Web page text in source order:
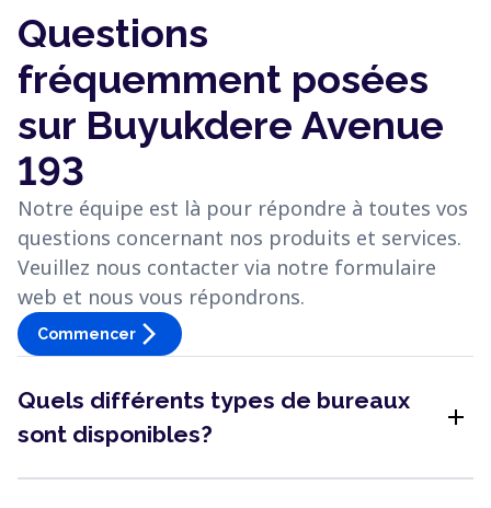
Questions
fréquemment posées
sur Buyukdere Avenue
193
Notre équipe est là pour répondre à toutes vos
questions concernant nos produits et services.
Veuillez nous contacter via notre formulaire
web et nous vous répondrons.
Commencer arrow_forward_ios
Quels différents types de bureaux
sont disponibles?
add